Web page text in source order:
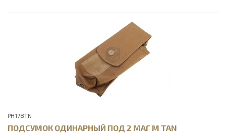
PH178TN
ПОДСУМОК ОДИНАРНЫЙ ПОД 2 МАГ M TAN